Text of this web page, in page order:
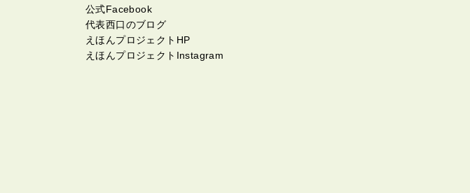
公式Facebook
代表西口のブログ
えほんプロジェクトHP
えほんプロジェクトInstagram